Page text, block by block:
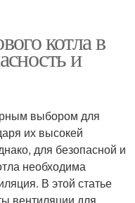
котла в
и
выбором для
их высокей
для безопасной и
необходима
В этой статье